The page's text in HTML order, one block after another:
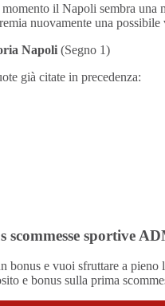
il Napoli sembra
nuovamente una
Napoli (Segno 1)
già citate in precedenza:
sportive
bonus e vuoi sfruttare a
e bonus sulla prima